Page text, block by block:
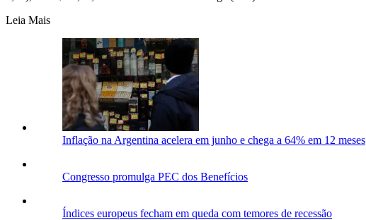
Leia Mais
Inflação na Argentina acelera em junho e chega a 64% em 12 meses
Congresso promulga PEC dos Benefícios
Índices europeus fecham em queda com temores de recessão